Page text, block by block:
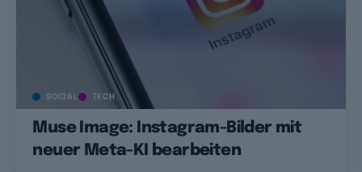
SOCIAL TECH
Muse Image: Instagram-Bilder mit
neuer Meta-KI bearbeiten